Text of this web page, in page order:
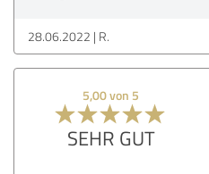
28.06.2022 R.
5,00 von 5
SEHR GUT